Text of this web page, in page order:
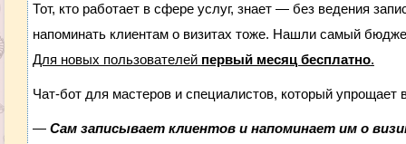
Тот, кто работает в сфере услуг, знает — без ведения
напоминать клиентам о визитах тоже. Нашли самый
Для новых пользователей первый месяц бесплатно.
Чат-бот для мастеров и специалистов, который упрощает
— Сам записывает клиентов и напоминает им о